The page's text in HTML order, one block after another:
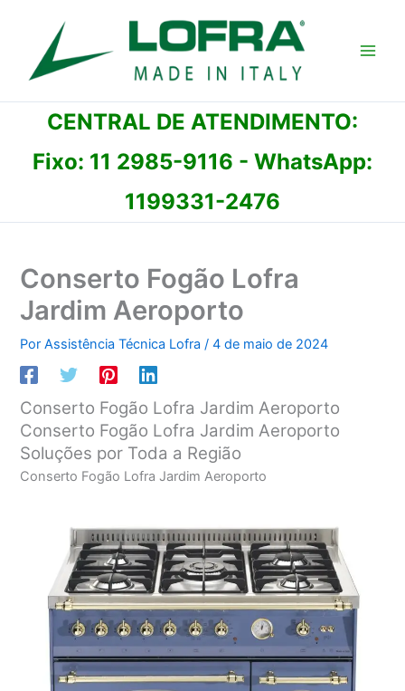
conteúdo
CENTRAL DE ATENDIMENTO:
Fixo: 11 2985-9116 - WhatsApp:
1199331-2476
Conserto Fogão Lofra
Jardim Aeroporto
PorAssistência Técnica Lofra/4 de maio de 2024
Conserto Fogão Lofra Jardim Aeroporto
Conserto Fogão Lofra Jardim Aeroporto
Soluções por Toda a Região
Conserto Fogão Lofra Jardim Aeroporto